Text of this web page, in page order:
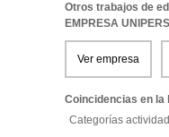
Otros trabajos de
EMPRESA
Ver empresa
Coincidencias en la
Categorías